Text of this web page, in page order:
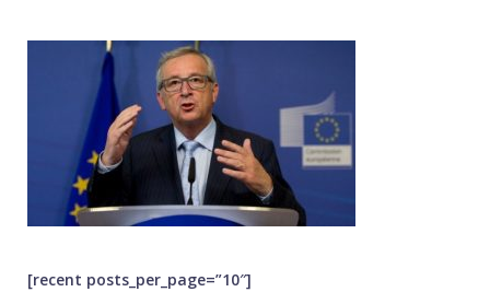
[recent posts_per_page=”10″]